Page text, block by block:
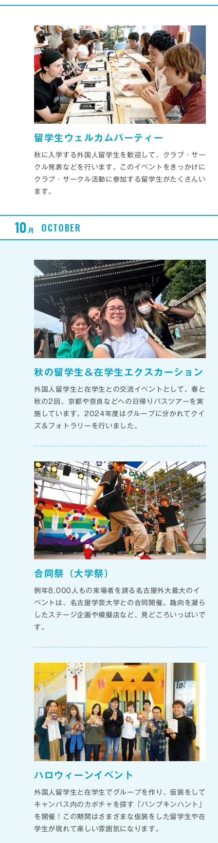
留学生ウェルカムパーティー
秋に入学する外国人留学生を歓迎して、クラブ・サー
クル発表などを行います。このイベントをきっかけに
クラブ・サークル活動に参加する留学生がたくさんい
ます。
10 月 OCTOBER
秋の留学生＆在学生エクスカーション
外国人留学生と在学生との交流イベントとして、春と
秋の2回、京都や奈良などへの日帰りバスツアーを実
施しています。2024年度はグループに分かれてクイ
ズ＆フォトラリーを行いました。
合同祭（大学祭）
例年8,000人もの来場者を誇る名古屋外大最大のイ
ベントは、名古屋学芸大学との合同開催。趣向を凝ら
したステージ企画や模擬店など、見どころいっぱいで
す。
ハロウィーンイベント
外国人留学生と在学生でグループを作り、仮装をして
キャンパス内のカボチャを探す「パンプキンハント」
を開催！この期間はさまざまな仮装をした留学生や在
学生が現れて楽しい雰囲気になります。